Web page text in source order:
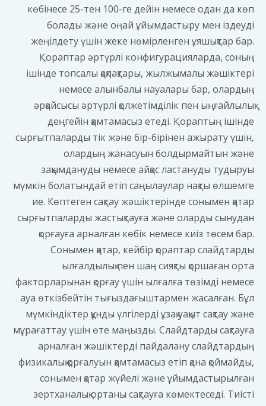
көбінесе 25-тен 100-ге дейін немесе одан да көп
болады және оңай ұйымдастыру мен іздеуді
жеңілдету үшін жеке нөмірленген ұяшықтар бар.
Қораптар әртүрлі конфигурацияларда, соның
ішінде топсалы қақпақтары, жылжымалы жәшіктері
немесе алынбалы науалары бар, олардың
әрқайсысы әртүрлі қолжетімділік пен ыңғайлылық
деңгейін қамтамасыз етеді. Қораптың ішінде
сырғытпаларды тік және бір-бірінен ажырату үшін,
олардың жанасуын болдырмайтын және
зақымдануды немесе айқас ластануды тудыруы
мүмкін болатындай етіп саңылаулар нақты өлшемге
ие. Көптеген сақтау жәшіктерінде сонымен қатар
сырғытпаларды жастықтауға және оларды сынудан
қорғауға арналған көбік немесе киіз төсем бар.
Сонымен қатар, кейбір қораптар слайдтарды
ылғалдылық пен шаң сияқты қоршаған орта
факторларынан қорғау үшін ылғалға төзімді немесе
ауа өткізбейтін тығыздағыштармен жасалған. Бұл
мүмкіндіктер құнды үлгілерді ұзақ уақыт сақтау және
мұрағаттау үшін өте маңызды. Слайдтарды сақтауға
арналған жәшіктерді пайдалану слайдтардың
физикалық қорғалуын қамтамасыз етіп қана қоймайды,
сонымен қатар жүйелі және ұйымдастырылған
зертханалық ортаны сақтауға көмектеседі. Тиісті